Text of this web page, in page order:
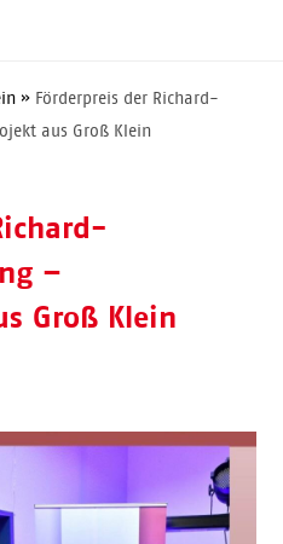
» Förderpreis der Richard-
aus Groß Klein
–
Groß Klein